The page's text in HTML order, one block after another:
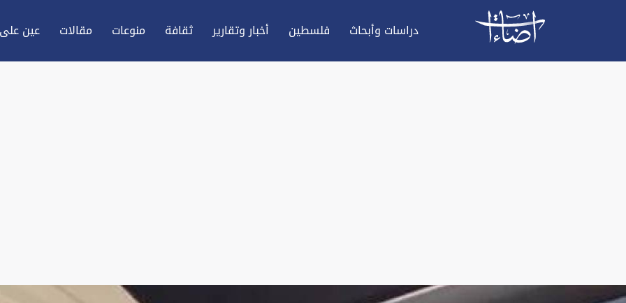
دراسات وأبحاث فلسطين أخبار وتقارير ثقافة منوعات مقالات عين